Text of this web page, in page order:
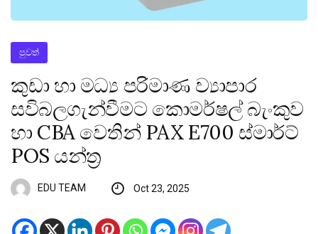
පුවත්
කුඩා හා මධ්‍ය පරිමාණ ව්‍යාපාර
සවිබලගැන්වීමට කොමර්ෂල් බැංකුව
හා CBA වෙතින් PAX E700 ස්මාර්ට්
POS යන්ත්‍ර
EDU TEAM Oct 23, 2025